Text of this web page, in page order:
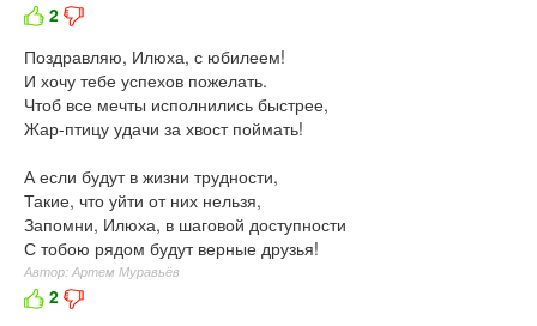
2
Поздравляю, Илюха, с юбилеем!
И хочу тебе успехов пожелать.
Чтоб все мечты исполнились быстрее,
Жар-птицу удачи за хвост поймать!
А если будут в жизни трудности,
Такие, что уйти от них нельзя,
Запомни, Илюха, в шаговой доступности
С тобою рядом будут верные друзья!
Автор: Артем Муравьёв
2